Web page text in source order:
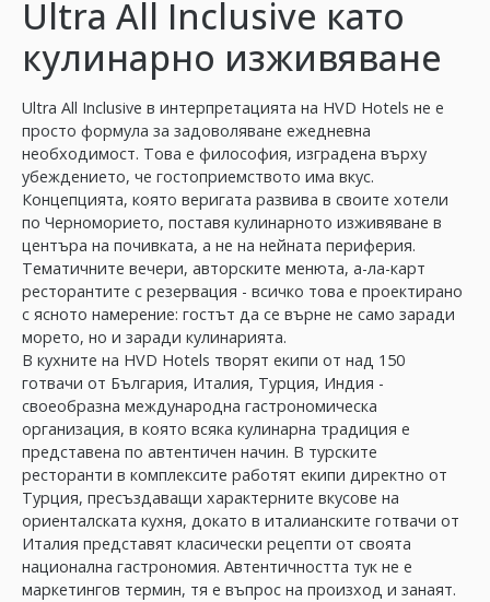
Ultra All Inclusive като
кулинарно изживяване
Ultra All Inclusive в интерпретацията на HVD Hotels не е
просто формула за задоволяване ежедневна
необходимост. Това е философия, изградена върху
убеждението, че гостоприемството има вкус.
Концепцията, която веригата развива в своите хотели
по Черноморието, поставя кулинарното изживяване в
центъра на почивката, а не на нейната периферия.
Тематичните вечери, авторските менюта, а-ла-карт
ресторантите с резервация - всичко това е проектирано
с ясното намерение: гостът да се върне не само заради
морето, но и заради кулинарията.
В кухните на HVD Hotels творят екипи от над 150
готвачи от България, Италия, Турция, Индия -
своеобразна международна гастрономическа
организация, в която всяка кулинарна традиция е
представена по автентичен начин. В турските
ресторанти в комплексите работят екипи директно от
Турция, пресъздаващи характерните вкусове на
ориенталската кухня, докато в италианските готвачи от
Италия представят класически рецепти от своята
национална гастрономия. Автентичността тук не е
маркетингов термин, тя е въпрос на произход и занаят.